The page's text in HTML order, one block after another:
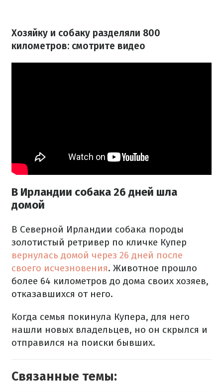
Хозяйку и собаку разделяли 800
километров: смотрите видео
В Ирландии собака 26 дней шла
домой
В Северной Ирландии собака породы
золотистый ретривер по кличке Купер
вернулась домой через 26 дней после
своего исчезновения. Животное прошло
более 64 километров до дома своих хозяев,
отказавшихся от него.
Когда семья покинула Купера, для него
нашли новых владельцев, но он скрылся и
отправился на поиски бывших.
Связанные темы: